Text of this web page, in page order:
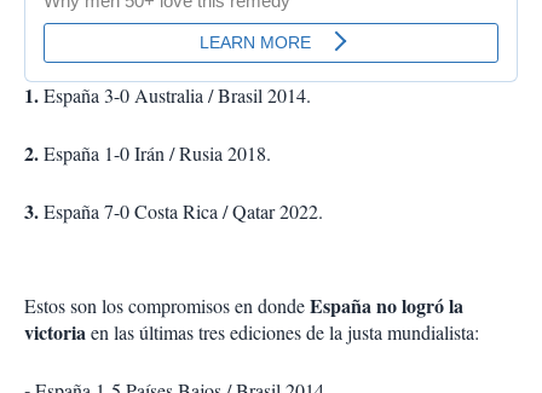
1.España 3-0 Australia / Brasil 2014.
2.España 1-0 Irán / Rusia 2018.
3.España 7-0 Costa Rica / Qatar 2022.
Estos son los compromisos en dondeEspaña no logró la
victoriaen las últimas tres ediciones de la justa mundialista: